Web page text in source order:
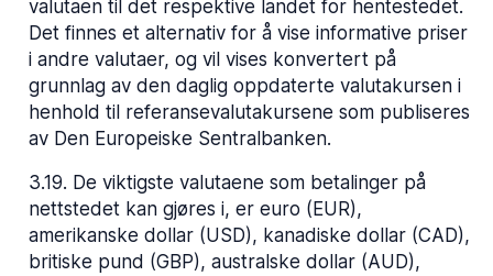
valutaen til det respektive landet for hentestedet.
Det finnes et alternativ for å vise informative priser
i andre valutaer, og vil vises konvertert på
grunnlag av den daglig oppdaterte valutakursen i
henhold til referansevalutakursene som publiseres
av Den Europeiske Sentralbanken.
3.19. De viktigste valutaene som betalinger på
nettstedet kan gjøres i, er euro (EUR),
amerikanske dollar (USD), kanadiske dollar (CAD),
britiske pund (GBP), australske dollar (AUD),